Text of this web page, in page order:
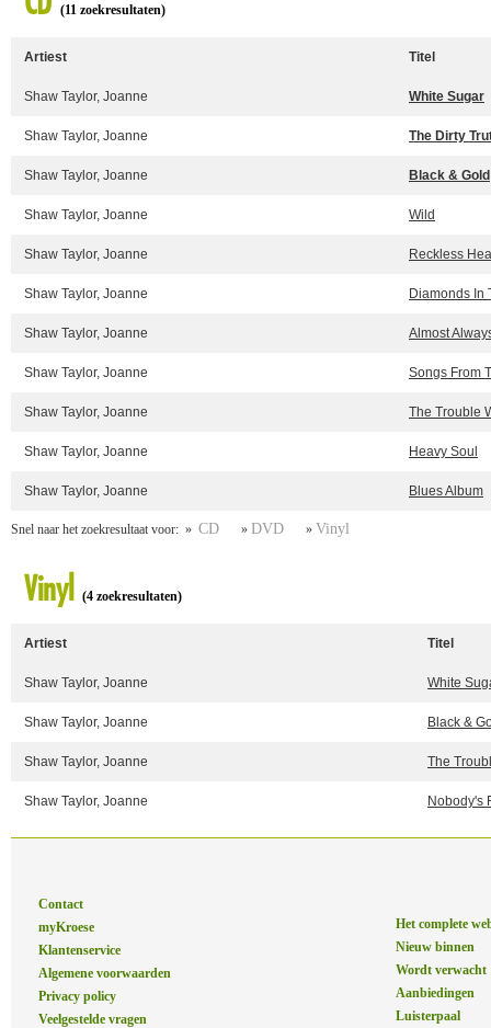
(11 zoekresultaten)
Artiest Titel
Shaw Taylor, Joanne White Sugar
Shaw Taylor, Joanne The Dirty
Shaw Taylor, Joanne Black & Gold
Shaw Taylor, Joanne Wild
Shaw Taylor, Joanne Reckless
Shaw Taylor, Joanne Diamonds In
Shaw Taylor, Joanne Almost
Shaw Taylor, Joanne Songs From
Shaw Taylor, Joanne The Trouble
Shaw Taylor, Joanne Heavy Soul
Shaw Taylor, Joanne Blues Album
Snel naar het zoekresultaat voor: » CD » DVD » Vinyl
Vinyl (4 zoekresultaten)
Artiest Titel
Shaw Taylor, Joanne White
Shaw Taylor, Joanne Black &
Shaw Taylor, Joanne The
Shaw Taylor, Joanne Nobody's
Contact
myKroese
Klantenservice
Algemene voorwaarden
Privacy policy
Veelgestelde vragen
Het complete
Nieuw binnen
Wordt verwacht
Aanbiedingen
Luisterpaal